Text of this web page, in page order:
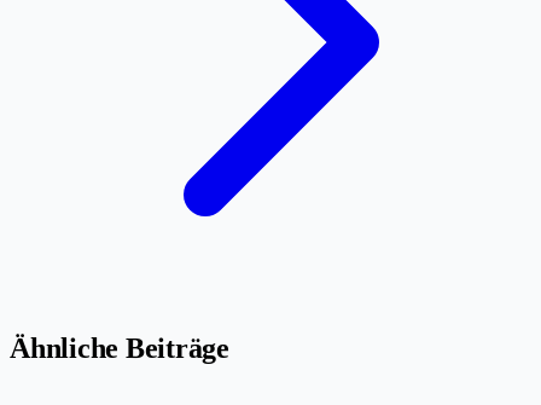
Ähnliche Beiträge